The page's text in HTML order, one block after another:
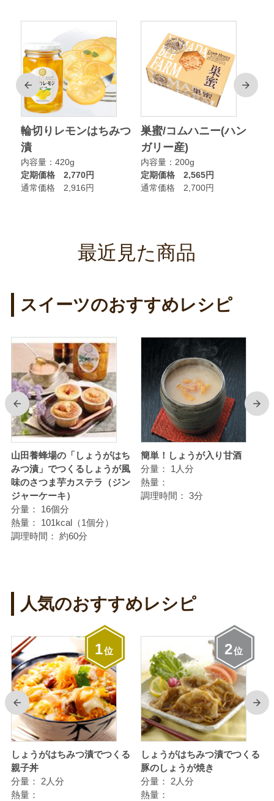
前
輪切りレモンはちみつ
漬
内容量：420g
定期価格 2,770円
通常価格 2,916円
巣蜜/コムハニー(ハン
ガリー産)
内容量：200g
定期価格 2,565円
通常価格 2,700円
次
最近見た商品
スイーツのおすすめレシピ
前
山田養蜂場の「しょうがはち
みつ漬」でつくるしょうが風
味のさつま芋カステラ（ジン
ジャーケーキ）
分量：
16個分
熱量：
101kcal（1個分）
調理時間： 約60分
簡単！しょうが入り甘酒
分量：
1人分
熱量：
調理時間： 3分
次
人気のおすすめレシピ
前
1位
しょうがはちみつ漬でつくる
親子丼
分量：
2人分
熱量：
2位
しょうがはちみつ漬でつくる
豚のしょうが焼き
分量：
2人分
熱量：
次